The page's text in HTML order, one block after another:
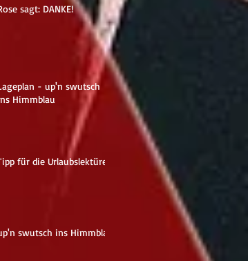
sagt: DANKE!
- up'n swutsch
Himmblau
für die Urlaubslektüre
swutsch ins Himmblau